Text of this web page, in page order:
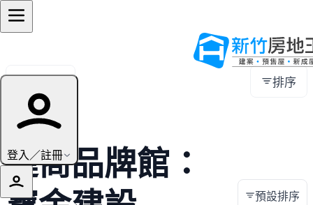
登入／註冊
排序
建商品牌館：
預設排序